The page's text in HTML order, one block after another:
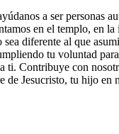
a ser personas
en el templo, en la
diferente al que
tu voluntad
ti. Contribuye con
de Jesucristo, tu hijo en